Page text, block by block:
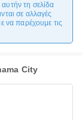
τη σελίδα
σε αλλαγές
να παρέχουμε τις
City